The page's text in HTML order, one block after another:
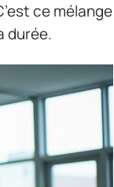
ce mélange
durée.